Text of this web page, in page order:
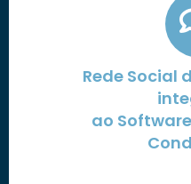
Rede Social
ao